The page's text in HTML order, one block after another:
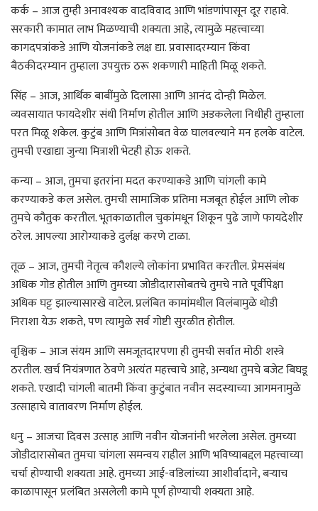
कर्क – आज तुम्ही अनावश्यक वादविवाद आणि भांडणांपासून दूर राहावे.
सरकारी कामात लाभ मिळण्याची शक्यता आहे, त्यामुळे महत्त्वाच्या
कागदपत्रांकडे आणि योजनांकडे लक्ष द्या. प्रवासादरम्यान किंवा
बैठकीदरम्यान तुम्हाला उपयुक्त ठरू शकणारी माहिती मिळू शकते.
सिंह – आज, आर्थिक बाबींमुळे दिलासा आणि आनंद दोन्ही मिळेल.
व्यवसायात फायदेशीर संधी निर्माण होतील आणि अडकलेला निधीही तुम्हाला
परत मिळू शकेल. कुटुंब आणि मित्रांसोबत वेळ घालवल्याने मन हलके वाटेल.
तुमची एखाद्या जुन्या मित्राशी भेटही होऊ शकते.
कन्या – आज, तुमचा इतरांना मदत करण्याकडे आणि चांगली कामे
करण्याकडे कल असेल. तुमची सामाजिक प्रतिमा मजबूत होईल आणि लोक
तुमचे कौतुक करतील. भूतकाळातील चुकांमधून शिकून पुढे जाणे फायदेशीर
ठरेल. आपल्या आरोग्याकडे दुर्लक्ष करणे टाळा.
तूळ – आज, तुमची नेतृत्व कौशल्ये लोकांना प्रभावित करतील. प्रेमसंबंध
अधिक गोड होतील आणि तुमच्या जोडीदारासोबतचे तुमचे नाते पूर्वीपेक्षा
अधिक घट्ट झाल्यासारखे वाटेल. प्रलंबित कामांमधील विलंबामुळे थोडी
निराशा येऊ शकते, पण त्यामुळे सर्व गोष्टी सुरळीत होतील.
वृश्चिक – आज संयम आणि समजूतदारपणा ही तुमची सर्वात मोठी शस्त्रे
ठरतील. खर्च नियंत्रणात ठेवणे अत्यंत महत्त्वाचे आहे, अन्यथा तुमचे बजेट बिघडू
शकते. एखादी चांगली बातमी किंवा कुटुंबात नवीन सदस्याच्या आगमनामुळे
उत्साहाचे वातावरण निर्माण होईल.
धनु – आजचा दिवस उत्साह आणि नवीन योजनांनी भरलेला असेल. तुमच्या
जोडीदारासोबत तुमचा चांगला समन्वय राहील आणि भविष्याबद्दल महत्त्वाच्या
चर्चा होण्याची शक्यता आहे. तुमच्या आई-वडिलांच्या आशीर्वादाने, बऱ्याच
काळापासून प्रलंबित असलेली कामे पूर्ण होण्याची शक्यता आहे.